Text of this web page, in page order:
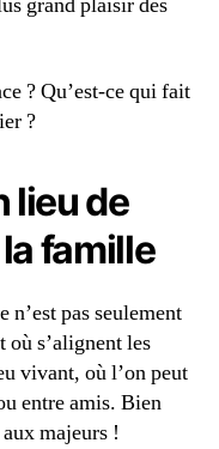
? Qu’est-ce qui fait
?
lieu de
famille
n’est pas seulement
où s’alignent les
vivant, où l’on peut
entre amis. Bien
majeurs !